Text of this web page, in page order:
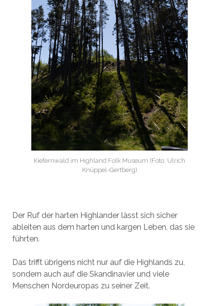
Kiefernwald im Highland Folk Museum (Foto: Ulrich
Knüppel-Gertberg)
Der Ruf der harten Highlander lässt sich sicher
ableiten aus dem harten und kargen Leben, das sie
führten.
Das trifft übrigens nicht nur auf die Highlands zu,
sondern auch auf die Skandinavier und viele
Menschen Nordeuropas zu seiner Zeit.